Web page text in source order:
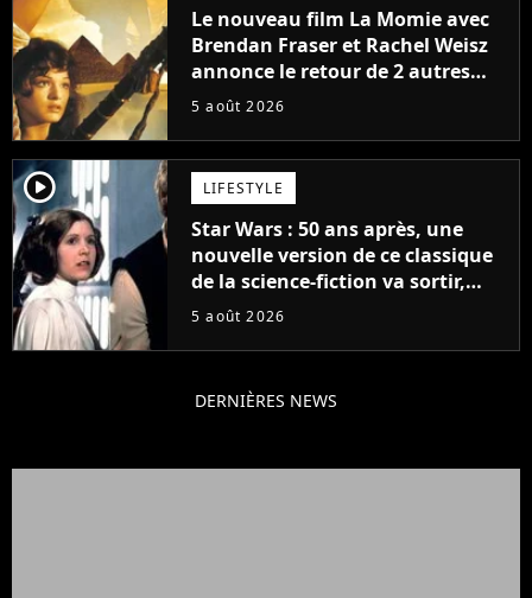
Le nouveau film La Momie avec
Brendan Fraser et Rachel Weisz
annonce le retour de 2 autres
personnages emblématiques de
5 août 2026
player2 LIFESTYLE
Star Wars : 50 ans après, une
nouvelle version de ce classique
de la science-fiction va sortir,
mais on ne la verra jamais en
5 août 2026
DERNIÈRES NEWS